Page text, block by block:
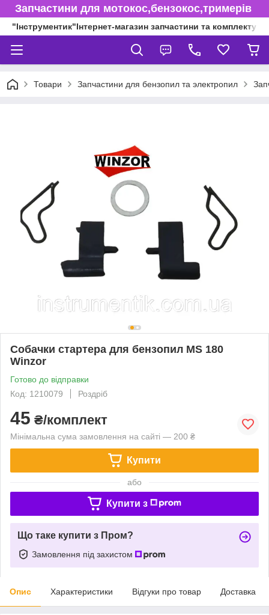
Запчастини для мотокос,бензокос,тримерів
"Інструментик"Інтернет-магазин запчастини та
Товари Запчастини для бензопил та электропил
Собачки стартера для бензопил MS 180
Winzor
Готово до відправки
Код: 1210079
Роздріб
45 ₴/комплект
Мінімальна сума замовлення на сайті — 200 ₴
Купити
або
Купити з
Що таке купити з Пром?
Замовлення під захистом
Опис Характеристики Відгуки про товар Доставка